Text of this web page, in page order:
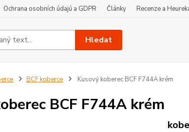
Ochrana osobních údajú a GDPR Články Recenze a
Hledat
BCF koberce Kusový koberec BCF F744A krém
BCF F744A krém